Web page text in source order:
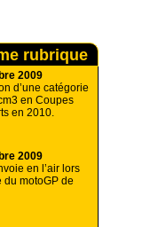
rubrique
2009
d’une catégorie
en Coupes
en 2010.
2009
en l’air lors
du motoGP de